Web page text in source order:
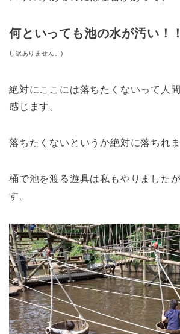
何といっても池の水が汚い！
し訳ありません。)
絶対にここには落ちたくないって人
感じます。
落ちたくないというか絶対に落ちれま
桶で池を渡る遊具は私もやりました
す。